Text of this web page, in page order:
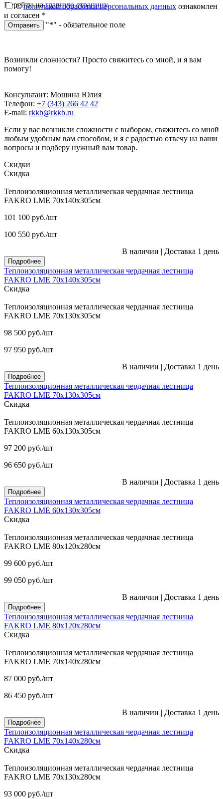
Перейти наглавную страницу.
Сполитикой обработки персональных данных ознакомлен
и согласен *
Отправить "*" - обязательное поле
Возникли сложности? Просто свяжитесь со мной, и я вам
помогу!
Консультант: Мошина Юлия
Телефон: +7 (343) 266 42 42
E-mail: rkkb@rkkb.ru
Если у вас возникли сложности с выбором, свяжитесь со мной
любым удобным вам способом, и я с радостью отвечу на ваши
вопросы и подберу нужный вам товар.
Скидки
Скидка
Теплоизоляционная металлическая чердачная лестница
FAKRO LME 70х140х305см
101 100 руб./шт
100 550 руб./шт
В наличии | Доставка 1 день
Подробнее
Теплоизоляционная металлическая чердачная лестница
FAKRO LME 70х140х305см
Скидка
Теплоизоляционная металлическая чердачная лестница
FAKRO LME 70х130х305см
98 500 руб./шт
97 950 руб./шт
В наличии | Доставка 1 день
Подробнее
Теплоизоляционная металлическая чердачная лестница
FAKRO LME 70х130х305см
Скидка
Теплоизоляционная металлическая чердачная лестница
FAKRO LME 60х130х305см
97 200 руб./шт
96 650 руб./шт
В наличии | Доставка 1 день
Подробнее
Теплоизоляционная металлическая чердачная лестница
FAKRO LME 60х130х305см
Скидка
Теплоизоляционная металлическая чердачная лестница
FAKRO LME 80х120х280см
99 600 руб./шт
99 050 руб./шт
В наличии | Доставка 1 день
Подробнее
Теплоизоляционная металлическая чердачная лестница
FAKRO LME 80х120х280см
Скидка
Теплоизоляционная металлическая чердачная лестница
FAKRO LME 70х140х280см
87 000 руб./шт
86 450 руб./шт
В наличии | Доставка 1 день
Подробнее
Теплоизоляционная металлическая чердачная лестница
FAKRO LME 70х140х280см
Скидка
Теплоизоляционная металлическая чердачная лестница
FAKRO LME 70х130х280см
93 000 руб./шт